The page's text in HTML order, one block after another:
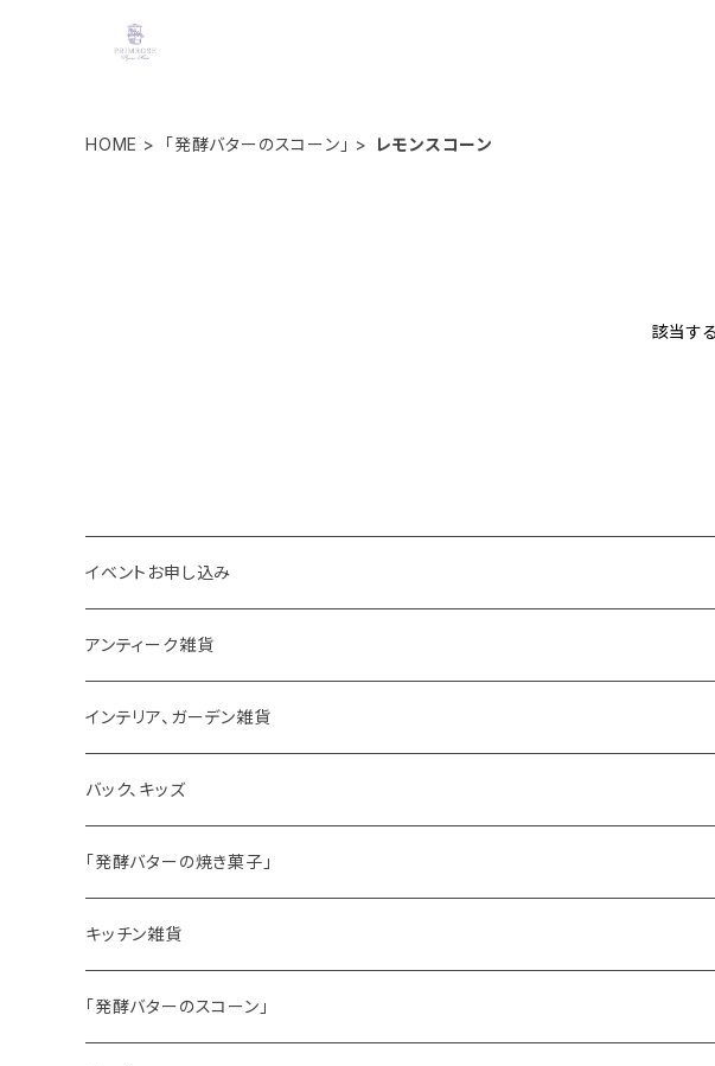
HOME 「発酵バターのスコーン」 レモンスコーン
該当す
イベントお申し込み
アンティーク雑貨
ゼリーモールド
コンポート
ハマースレイ
インテリア、ガーデン雑貨
バック、キッズ
「発酵バターの焼き菓子」
バターサンドクッキー
シードケーキ
キッチン雑貨
「発酵バターのスコーン」